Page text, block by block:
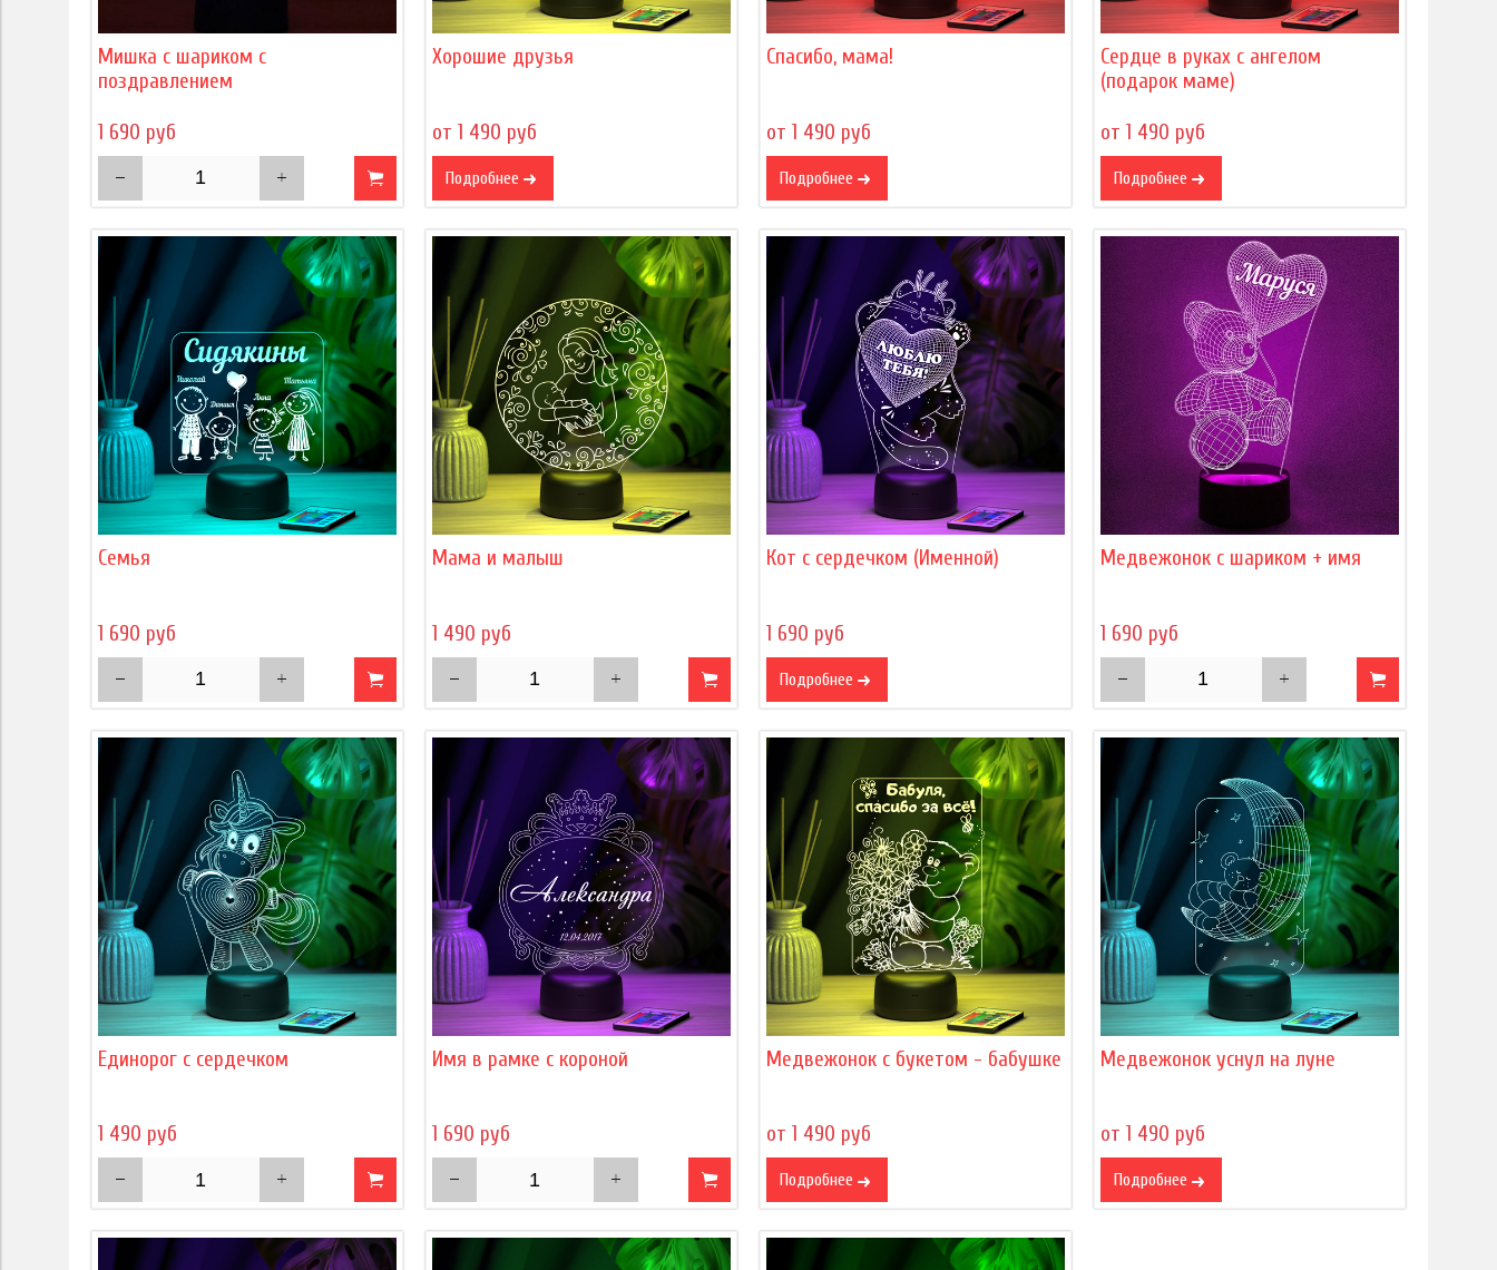
Мишка с шариком с
поздравлением
1 690 руб
Хорошие друзья
от 1 490 руб
Подробнее
Спасибо, мама!
от 1 490 руб
Подробнее
Сердце в руках с ангелом
(подарок маме)
от 1 490 руб
Подробнее
Семья
1 690 руб
Мама и малыш
1 490 руб
Кот с сердечком (Именной)
1 690 руб
Подробнее
Медвежонок с шариком + имя
1 690 руб
Единорог с сердечком
1 490 руб
Имя в рамке с короной
1 690 руб
Медвежонок с букетом - бабушке
от 1 490 руб
Подробнее
Медвежонок уснул на луне
от 1 490 руб
Подробнее